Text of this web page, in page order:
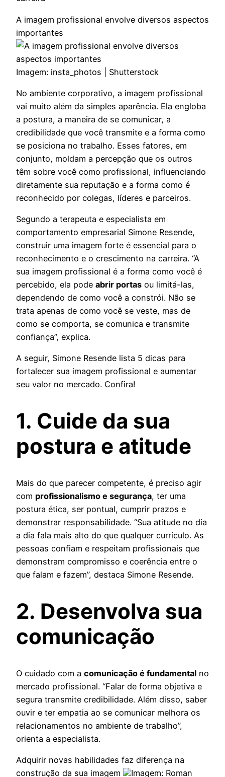
A imagem profissional envolve diversos aspectos
importantes
Imagem: insta_photos | Shutterstock
No ambiente corporativo, a imagem profissional
vai muito além da simples aparência. Ela engloba
a postura, a maneira de se comunicar, a
credibilidade que você transmite e a forma como
se posiciona no trabalho. Esses fatores, em
conjunto, moldam a percepção que os outros
têm sobre você como profissional, influenciando
diretamente sua reputação e a forma como é
reconhecido por colegas, líderes e parceiros.
Segundo a terapeuta e especialista em
comportamento empresarial Simone Resende,
construir uma imagem forte é essencial para o
reconhecimento e o crescimento na carreira. “A
sua imagem profissional é a forma como você é
percebido, ela pode abrir portas ou limitá-las,
dependendo de como você a constrói. Não se
trata apenas de como você se veste, mas de
como se comporta, se comunica e transmite
confiança”, explica.
A seguir, Simone Resende lista 5 dicas para
fortalecer sua imagem profissional e aumentar
seu valor no mercado. Confira!
1. Cuide da sua
postura e atitude
Mais do que parecer competente, é preciso agir
com profissionalismo e segurança, ter uma
postura ética, ser pontual, cumprir prazos e
demonstrar responsabilidade. “Sua atitude no dia
a dia fala mais alto do que qualquer currículo. As
pessoas confiam e respeitam profissionais que
demonstram compromisso e coerência entre o
que falam e fazem”, destaca Simone Resende.
2. Desenvolva sua
comunicação
O cuidado com a comunicação é fundamental no
mercado profissional. “Falar de forma objetiva e
segura transmite credibilidade. Além disso, saber
ouvir e ter empatia ao se comunicar melhora os
relacionamentos no ambiente de trabalho”,
orienta a especialista.
Adquirir novas habilidades faz diferença na
construção da sua imagem
Imagem: Roman